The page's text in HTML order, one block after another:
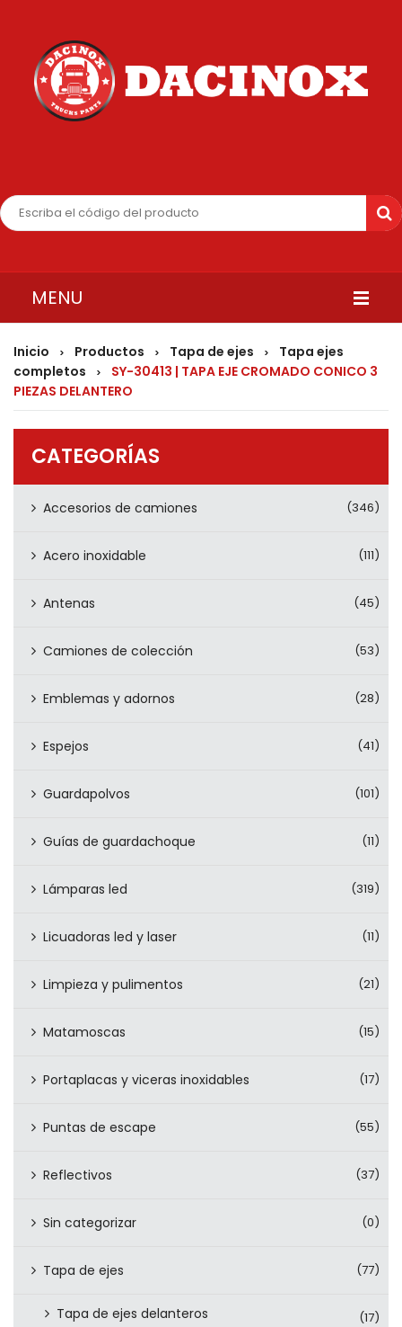
MENU
INICIO
QUIENES SOMOS
PRODUCTOS
CONTÁCTENOS
Inicio > Productos > Tapa de ejes >
Tapa ejes
completos
>
SY-30413 | TAPA EJE CROMADO CONICO 3
PIEZAS DELANTERO
CATEGORÍAS
Accesorios de camiones (346)
Acero inoxidable (111)
Antenas (45)
Camiones de colección (53)
Emblemas y adornos (28)
Espejos (41)
Guardapolvos (101)
Guías de guardachoque (11)
Lámparas led (319)
Licuadoras led y laser (11)
Limpieza y pulimentos (21)
Matamoscas (15)
Portaplacas y viceras inoxidables (17)
Puntas de escape (55)
Reflectivos (37)
Sin categorizar (0)
Tapa de ejes (77)
Tapa de ejes delanteros (17)